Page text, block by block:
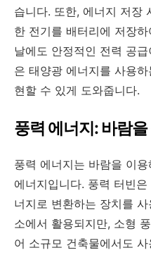
습니다. 또한, 에너지 저장
한 전기를 배터리에 저장
날에도 안정적인 전력 공
은 태양광 에너지를 사용
현할 수 있게 도와줍니다.
풍력 에너지: 바람
풍력 에너지는 바람을 이
에너지입니다. 풍력 터빈
너지로 변환하는 장치를
소에서 활용되지만, 소형
어 소규모 건축물에서도